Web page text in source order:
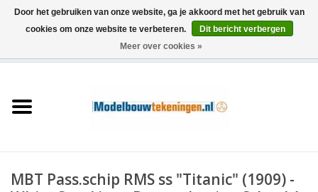
Schepen
Houtbouw
MBT Pass.schip RMS ss "Titanic" (1909) -
Door het gebruiken van onze website, ga je akkoord met het gebruik van
cookies om onze website te verbeteren.
Dit bericht verbergen
Meer over cookies »